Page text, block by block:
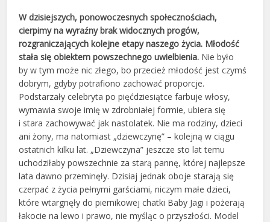
W dzisiejszych, ponowoczesnych społecznościach,
cierpimy na wyraźny brak widocznych progów,
rozgraniczających kolejne etapy naszego życia. Młodość
stała się obiektem powszechnego uwielbienia. Nie było
by w tym może nic złego, bo przecież młodość jest czymś
dobrym, gdyby potrafiono zachować proporcje.
Podstarzały celebryta po pięćdziesiątce farbuje włosy,
wymawia swoje imię w zdrobniałej formie, ubiera się
i stara zachowywać jak nastolatek. Nie ma rodziny, dzieci
ani żony, ma natomiast „dziewczynę” – kolejną w ciągu
ostatnich kilku lat. „Dziewczyna” jeszcze sto lat temu
uchodziłaby powszechnie za starą pannę, której najlepsze
lata dawno przeminęły. Dzisiaj jednak oboje starają się
czerpać z życia pełnymi garściami, niczym małe dzieci,
które wtargnęły do piernikowej chatki Baby Jagi i pożerają
łakocie na lewo i prawo, nie myśląc o przyszłości. Model